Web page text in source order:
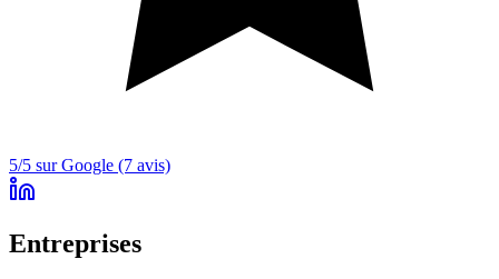
5/5 sur Google (7 avis)
Entreprises